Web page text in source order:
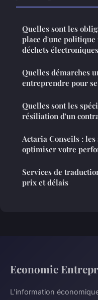
Quelles sont les
place d'une politique
déchets
Quelles démarches
entreprendre pour
Quelles sont les
résiliation d'un
Actaria Conseils :
optimiser votre
Services de
prix et délais
Economie
L'information